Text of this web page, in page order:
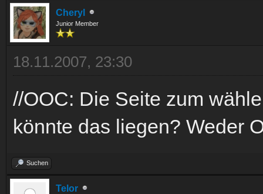
Cheryl
Junior Member
18.11.2007, 23:30
//OOC: Die Seite zum
könnte das liegen? Weder
Suchen
Telor